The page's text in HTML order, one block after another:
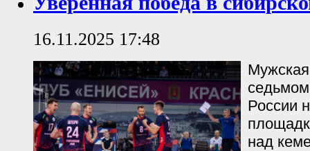
16.11.2025 17:48
России
над